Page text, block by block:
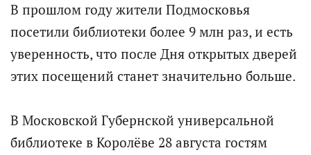
В прошлом году жители Подмосковья
посетили библиотеки более 9 млн раз, и есть
уверенность, что после Дня открытых дверей
этих посещений станет значительно больше.
В Московской Губернской универсальной
библиотеке в Королёве 28 августа гостям